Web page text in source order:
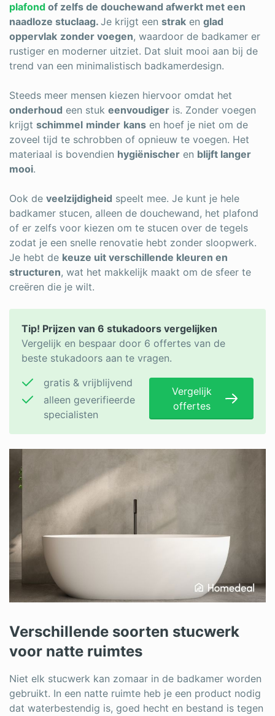
plafond of zelfs de douchewand afwerkt met een
naadloze stuclaag. Je krijgt een strak en glad
oppervlak zonder voegen, waardoor de badkamer er
rustiger en moderner uitziet. Dat sluit mooi aan bij de
trend van een minimalistisch badkamerdesign.
Steeds meer mensen kiezen hiervoor omdat het
onderhoud een stuk eenvoudiger is. Zonder voegen
krijgt schimmel minder kans en hoef je niet om de
zoveel tijd te schrobben of opnieuw te voegen. Het
materiaal is bovendien hygiënischer en blijft langer
mooi.
Ook de veelzijdigheid speelt mee. Je kunt je hele
badkamer stucen, alleen de douchewand, het plafond
of er zelfs voor kiezen om te stucen over de tegels
zodat je een snelle renovatie hebt zonder sloopwerk.
Je hebt de keuze uit verschillende kleuren en
structuren, wat het makkelijk maakt om de sfeer te
creëren die je wilt.
Tip! Prijzen van 6 stukadoors vergelijken
Vergelijk en bespaar door 6 offertes van de
beste stukadoors aan te vragen.
gratis & vrijblijvend
alleen geverifieerde
specialisten
Vergelijk
offertes
Verschillende soorten stucwerk
voor natte ruimtes
Niet elk stucwerk kan zomaar in de badkamer worden
gebruikt. In een natte ruimte heb je een product nodig
dat waterbestendig is, goed hecht en bestand is tegen